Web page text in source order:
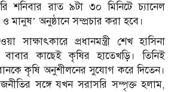
শনিবার রাত ৯টা ৩০ মিনিটে চ্যানেল
মানুষ’ অনুষ্ঠানে সম্প্রচার করা হবে।
সাক্ষাৎকারে প্রধানমন্ত্রী শেখ হাসিনা
কাছেই কৃষির হাতেখড়ি। তিনিই
কৃষি অনুশীলনের সুযোগ করে দিতেন।
সঙ্গে যখন সরাসরি সম্পৃক্ত হলাম,